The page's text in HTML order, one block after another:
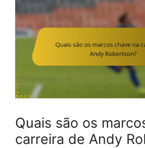
Quais são os
carreira de Andy